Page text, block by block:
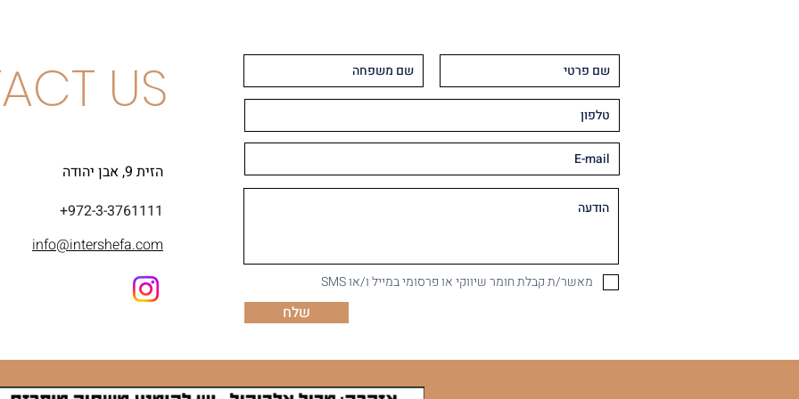
US
הזית 9, אבן יהודה
+972-3-3761111
info@intershefa.com
מאשר/ת קבלת חומר שיווקי או פרסומי במייל ו/או SMS
שלח